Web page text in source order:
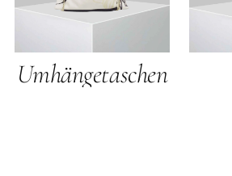
Umhängetaschen